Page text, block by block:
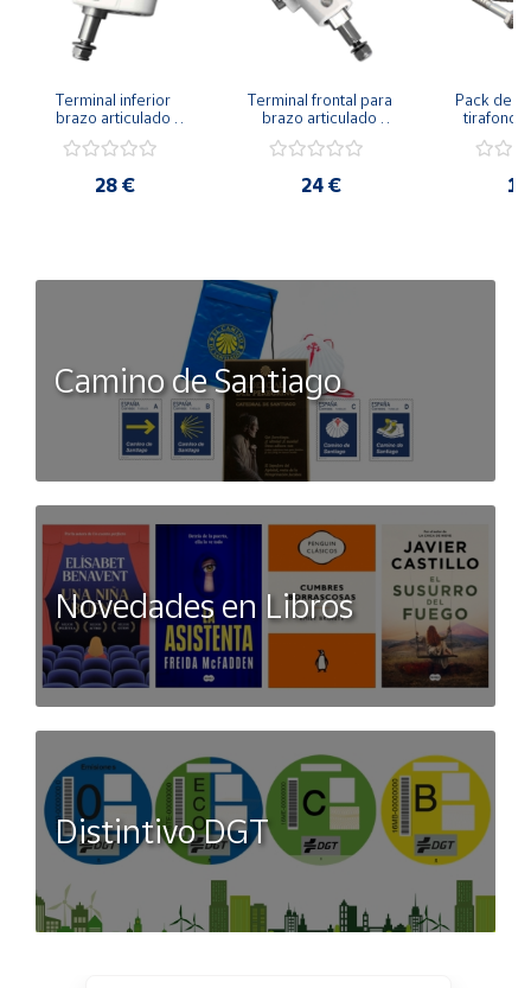
Terminal inferior
brazo articulado
28 €
Terminal frontal para
brazo articulado
24 €
Pack de
tirafondo
Camino de Santiago
Novedades en Libros
Distintivo DGT